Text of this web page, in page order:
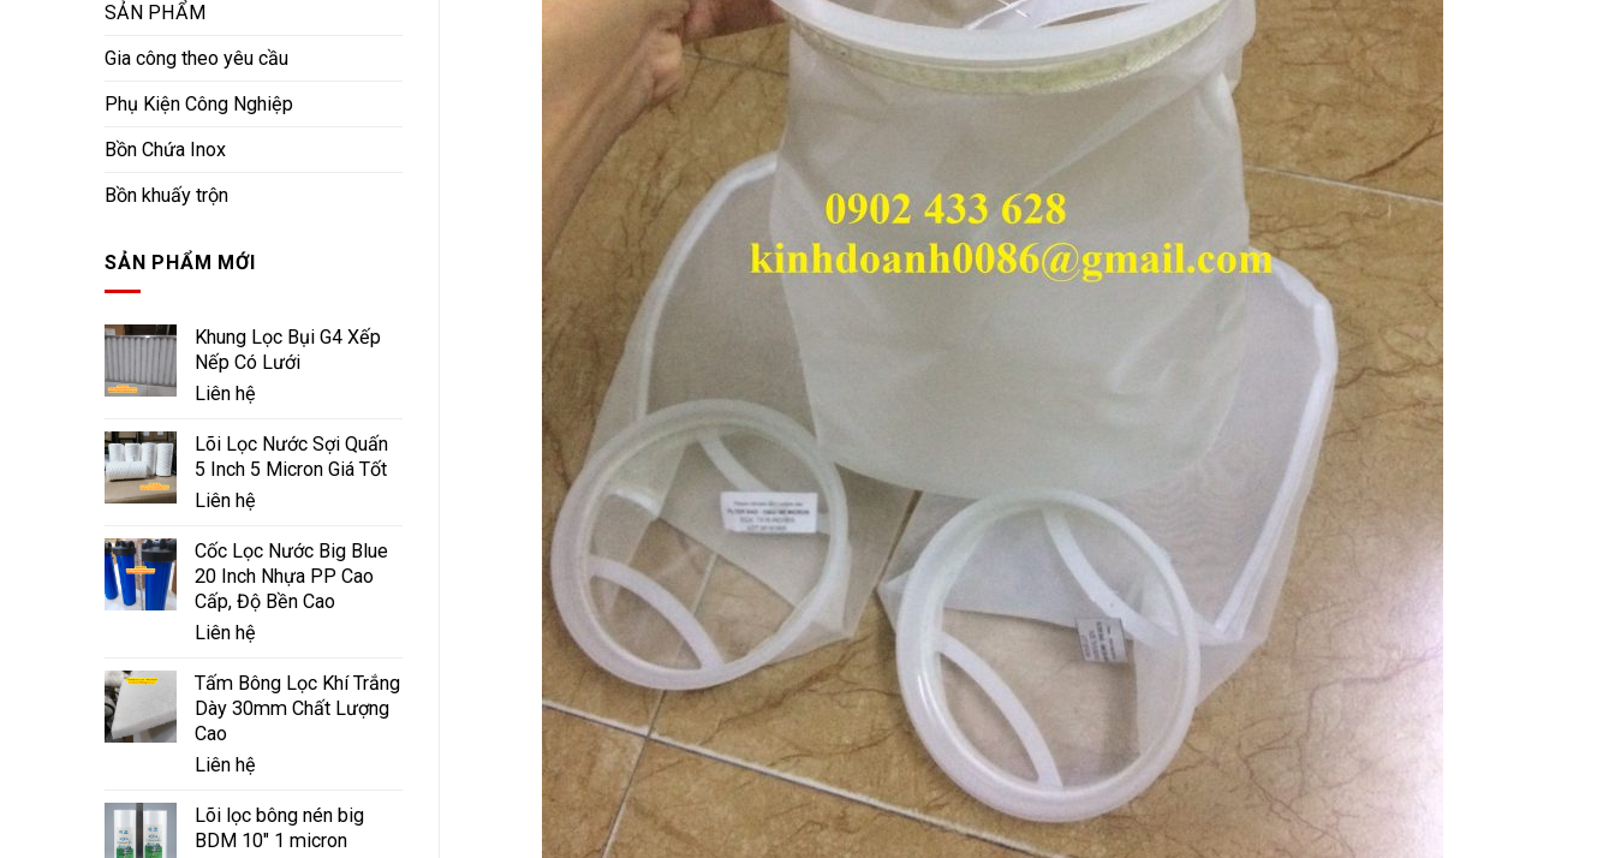
SẢN PHẨM
Gia công theo yêu cầu
Phụ Kiện Công Nghiệp
Bồn Chứa Inox
Bồn khuấy trộn
SẢN PHẨM MỚI
Khung Lọc Bụi G4 Xếp
Nếp Có Lưới
Liên hệ
Lõi Lọc Nước Sợi Quấn
5 Inch 5 Micron Giá Tốt
Liên hệ
Cốc Lọc Nước Big Blue
20 Inch Nhựa PP Cao
Cấp, Độ Bền Cao
Liên hệ
Tấm Bông Lọc Khí Trắng
Dày 30mm Chất Lượng
Cao
Liên hệ
Lõi lọc bông nén big
BDM 10" 1 micron